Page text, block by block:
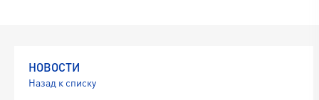
НОВОСТИ
Назад к списку